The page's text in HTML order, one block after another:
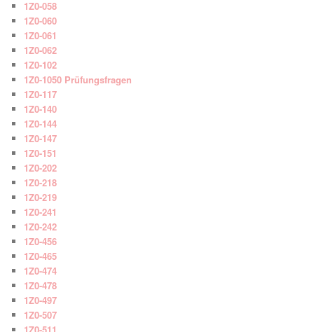
1Z0-058
1Z0-060
1Z0-061
1Z0-062
1Z0-102
1Z0-1050 Prüfungsfragen
1Z0-117
1Z0-140
1Z0-144
1Z0-147
1Z0-151
1Z0-202
1Z0-218
1Z0-219
1Z0-241
1Z0-242
1Z0-456
1Z0-465
1Z0-474
1Z0-478
1Z0-497
1Z0-507
1Z0-511